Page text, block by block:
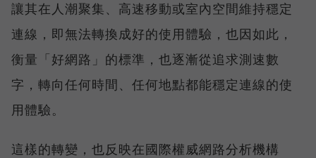
讓其在人潮聚集、高速移動或室內空間維持穩定
連線，即無法轉換成好的使用體驗，也因如此，
衡量「好網路」的標準，也逐漸從追求測速數
字，轉向任何時間、任何地點都能穩定連線的使
用體驗。
這樣的轉變，也反映在國際權威網路分析機構